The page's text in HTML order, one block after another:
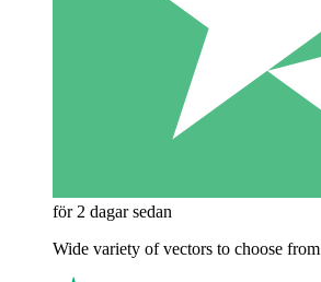
för 2 dagar sedan
Wide variety of vectors to choose from